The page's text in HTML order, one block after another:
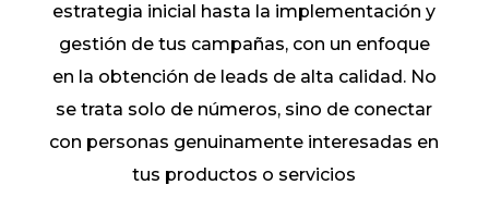
estrategia inicial hasta la implementación y
gestión de tus campañas, con un enfoque
en la obtención de leads de alta calidad. No
se trata solo de números, sino de conectar
con personas genuinamente interesadas en
tus productos o servicios